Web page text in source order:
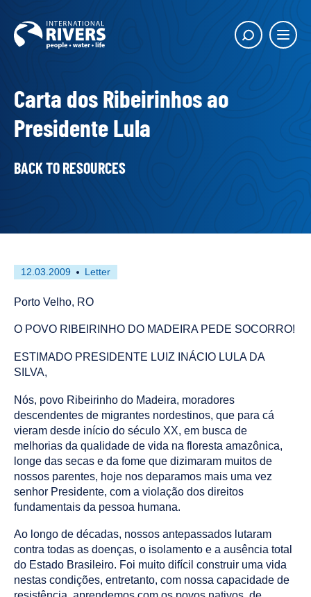
Main
Show
Carta dos Ribeirinhos ao
Presidente Lula
BACK TO RESOURCES
First
on
12.03.2009
This
has
tagged
a
Letter
Porto Velho, RO
O POVO RIBEIRINHO DO MADEIRA PEDE SOCORRO!
ESTIMADO PRESIDENTE LUIZ INÁCIO LULA DA
SILVA,
Nós, povo Ribeirinho do Madeira, moradores
descendentes de migrantes nordestinos, que para cá
vieram desde início do século XX, em busca de
melhorias da qualidade de vida na floresta amazônica,
longe das secas e da fome que dizimaram muitos de
nossos parentes, hoje nos deparamos mais uma vez
senhor Presidente, com a violação dos direitos
fundamentais da pessoa humana.
Ao longo de décadas, nossos antepassados lutaram
contra todas as doenças, o isolamento e a ausência total
do Estado Brasileiro. Foi muito difícil construir uma vida
nestas condições, entretanto, com nossa capacidade de